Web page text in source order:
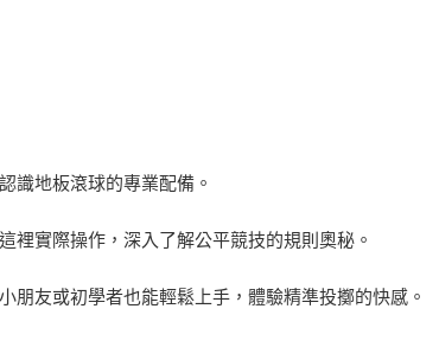
識地板滾球的專業配備。
裡實際操作，深入了解公平競技的規則奧秘。
朋友或初學者也能輕鬆上手，體驗精準投擲的快感。